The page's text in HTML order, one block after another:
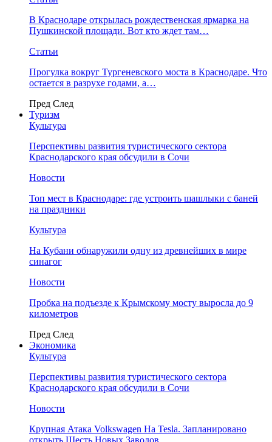
В Краснодаре открылась рождественская ярмарка на
Пушкинской площади. Вот кто ждет там…
Статьи
Прогулка вокруг Тургеневского моста в Краснодаре. Что
остается в разрухе годами, а…
Пред След
Туризм
Культура
Перспективы развития туристического сектора
Краснодарского края обсудили в Сочи
Новости
Топ мест в Краснодаре: где устроить шашлыки с баней
на праздники
Культура
На Кубани обнаружили одну из древнейших в мире
синагог
Новости
Пробка на подъезде к Крымскому мосту выросла до 9
километров
Пред След
Экономика
Культура
Перспективы развития туристического сектора
Краснодарского края обсудили в Сочи
Новости
Крупная Атака Volkswagen На Tesla. Запланировано
открыть Шесть Новых Заводов